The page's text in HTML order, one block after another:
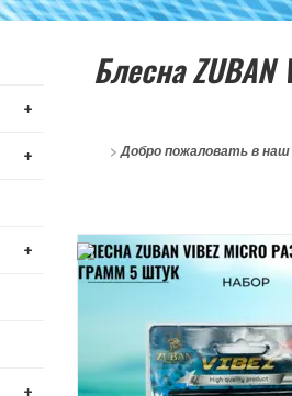
+
+
+
+
Блесна ZUBAN
>Добро пожаловать в